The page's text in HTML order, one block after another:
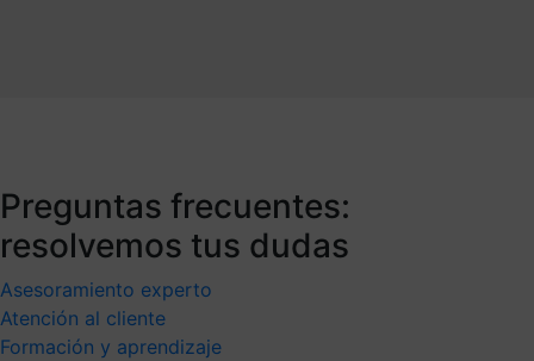
Preguntas frecuentes:
resolvemos tus dudas
Asesoramiento experto
Atención al cliente
Formación y aprendizaje